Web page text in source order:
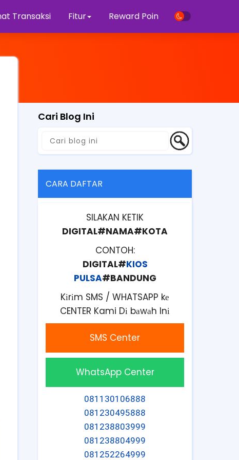
Transaksi Fitur Reward Poin
Cari Blog Ini
CARA DAFTAR
SILAKAN KETIK
DIGITAL#NAMA#KOTA
CONTOH:
DIGITAL#KIOS
PULSA#BANDUNG
Kіrіm SMS / WHATSAPP kе
CENTER Kami Dі bаwаh Inі
SMS Center
WhatsApp Center
081130106888
081230495888
081238803999
081238804999
081252264999